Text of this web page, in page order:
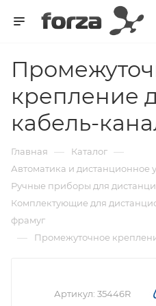
крепление
кабель-
Главная — Каталог —
Автоматика и дистанционное
Ручные приборы для
Комплектующие для
фрамуг
— Промежуточное
Артикул: 35446R